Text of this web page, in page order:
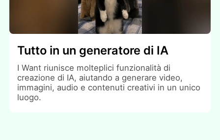
Tutto in un generatore di IA
I Want riunisce molteplici funzionalità di
creazione di IA, aiutando a generare video,
immagini, audio e contenuti creativi in un unico
luogo.